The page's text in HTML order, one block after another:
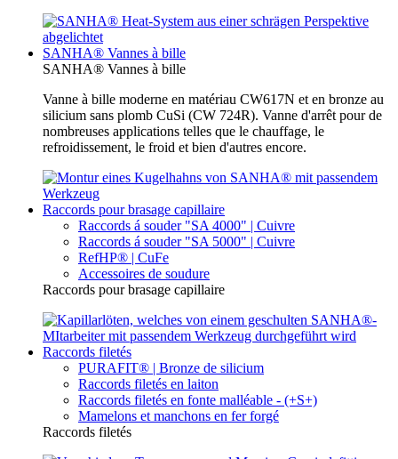
SANHA® Vannes à bille
SANHA® Vannes à bille
Vanne à bille moderne en matériau CW617N et en bronze au
silicium sans plomb CuSi (CW 724R). Vanne d'arrêt pour de
nombreuses applications telles que le chauffage, le
refroidissement, le froid et bien d'autres encore.
Raccords pour brasage capillaire
Raccords á souder "SA 4000" | Cuivre
Raccords á souder "SA 5000" | Cuivre
RefHP® | CuFe
Accessoires de soudure
Raccords pour brasage capillaire
Raccords filetés
PURAFIT® | Bronze de silicium
Raccords filetés en laiton
Raccords filetés en fonte malléable - (+S+)
Mamelons et manchons en fer forgé
Raccords filetés